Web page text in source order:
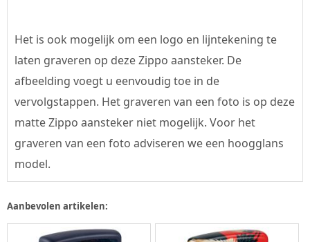
Het is ook mogelijk om een logo en lijntekening te
laten graveren op deze Zippo aansteker. De
afbeelding voegt u eenvoudig toe in de
vervolgstappen. Het graveren van een foto is op deze
matte Zippo aansteker niet mogelijk. Voor het
graveren van een foto adviseren we een hoogglans
model.
Aanbevolen artikelen: